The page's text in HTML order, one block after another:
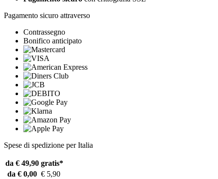
Pagamento sicuro attraverso
Contrassegno
Bonifico anticipato
Spese di spedizione per Italia
da € 49,90 gratis*
da € 0,00 € 5,90